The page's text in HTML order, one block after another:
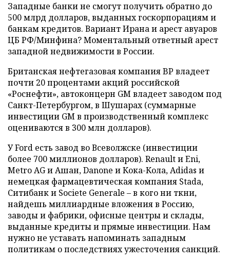
Западные банки не смогут получить обратно до
500 млрд долларов, выданных госкорпорациям и
банкам кредитов. Вариант Ирана и арест авуаров
ЦБ РФ/Минфина? Моментальный ответный арест
западной недвижимости в России.
Британская нефтегазовая компания BP владеет
почти 20 процентами акций российской
«Роснефти», автоконцерн GM владеет заводом под
Санкт-Петербургом, в Шушарах (суммарные
инвестиции GM в производственный комплекс
оцениваются в 300 млн долларов).
У Ford есть завод во Всеволжске (инвестиции
более 700 миллионов долларов). Renault и Eni,
Metro AG и Ашан, Danone и Кока-Кола, Adidas и
немецкая фармацевтическая компания Stada,
Ситибанк и Societe Generale – в кого ни ткни,
найдешь миллиардные вложения в Россию,
заводы и фабрики, офисные центры и склады,
выданные кредиты и прямые инвестиции. Нам
нужно не уставать напоминать западным
политикам о последствиях ужесточения санкций.